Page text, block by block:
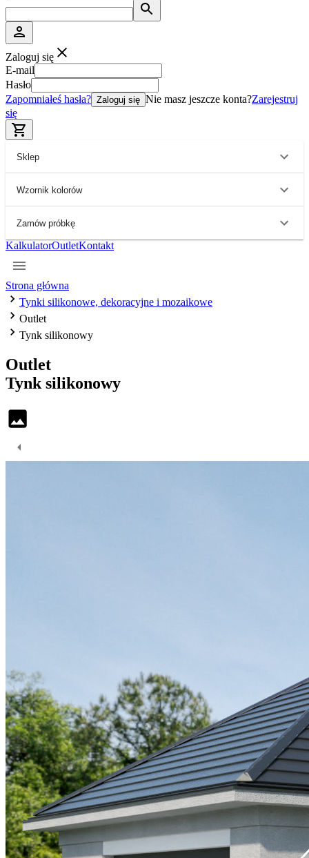
Zaloguj się
E-mail
Hasło
Zapomniałeś hasła? Zaloguj się Nie masz jeszcze konta?Zarejestruj
się
Sklep
Wzornik kolorów
Zamów próbkę
KalkulatorOutletKontakt
Strona główna
Tynki silikonowe, dekoracyjne i mozaikowe
Outlet
Tynk silikonowy
Outlet
Tynk silikonowy